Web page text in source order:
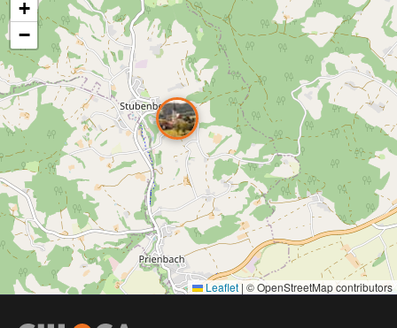
+
−
Leaflet | © OpenStreetMap contributors